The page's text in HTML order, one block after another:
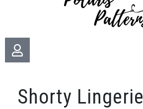
Shorty Lingerie